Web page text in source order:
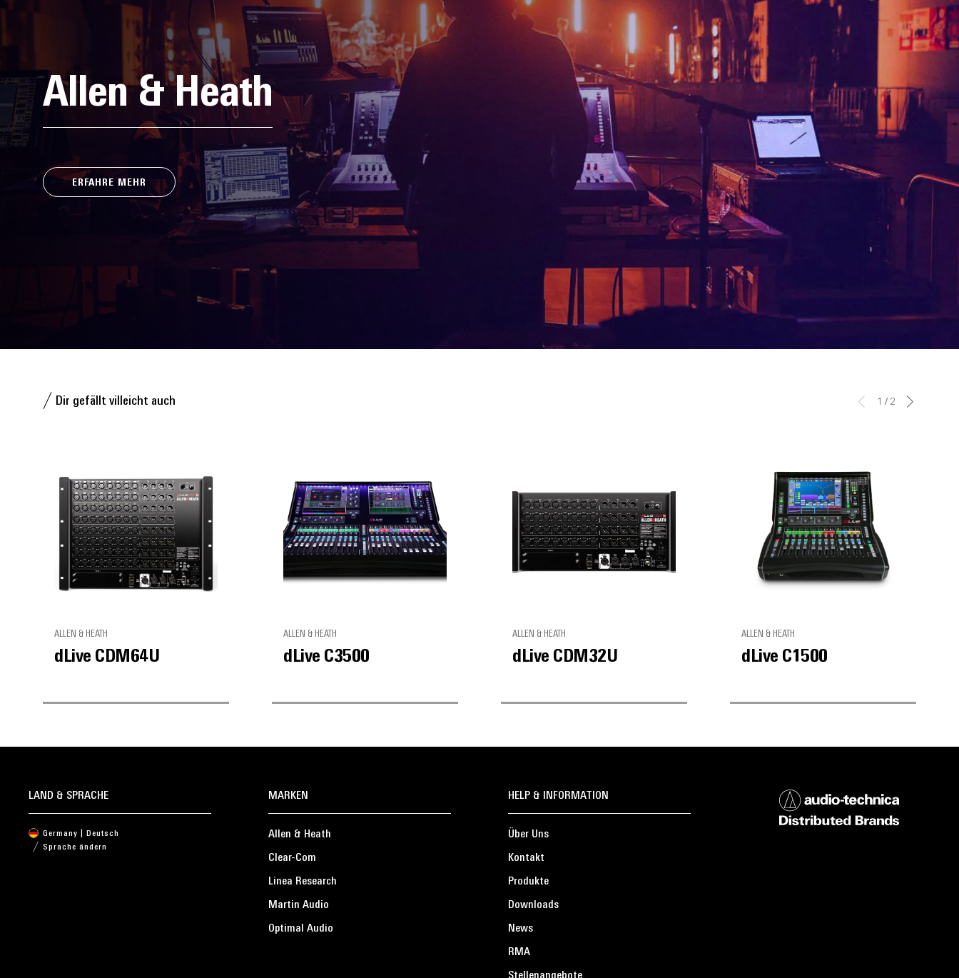
Allen & Heath
ERFAHRE MEHR
Dir gefällt villeicht auch
ALLEN & HEATH
dLive CDM64U
ALLEN & HEATH
dLive C3500
ALLEN & HEATH
dLive CDM32U
ALLEN & HEATH
dLive C1500
1 / 2
MARKEN
Allen & Heath
Clear-Com
Linea Research
Martin Audio
Optimal Audio
HELP & INFORMATION
Über Uns
Kontakt
Produkte
Downloads
News
RMA
LAND & SPRACHE
Germany | Deutsch
Sprache ändern